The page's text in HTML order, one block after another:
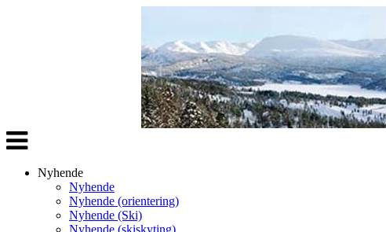
Veksle
navigasjon
Nyhende
Nyhende
Nyhende (orientering)
Nyhende (Ski)
Nyhende (skiskyting)